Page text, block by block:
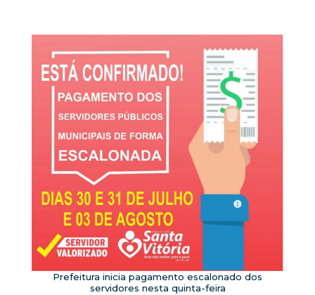
Prefeitura inicia pagamento escalonado dos
servidores nesta quinta-feira